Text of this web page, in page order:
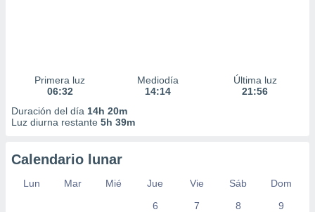
Primera luz
06:32
Mediodía
14:14
Última luz
21:56
Duración del día 14h 20m
Luz diurna restante 5h 39m
Calendario lunar
Lun Mar Mié Jue Vie Sáb
Dom
6
7 8 9